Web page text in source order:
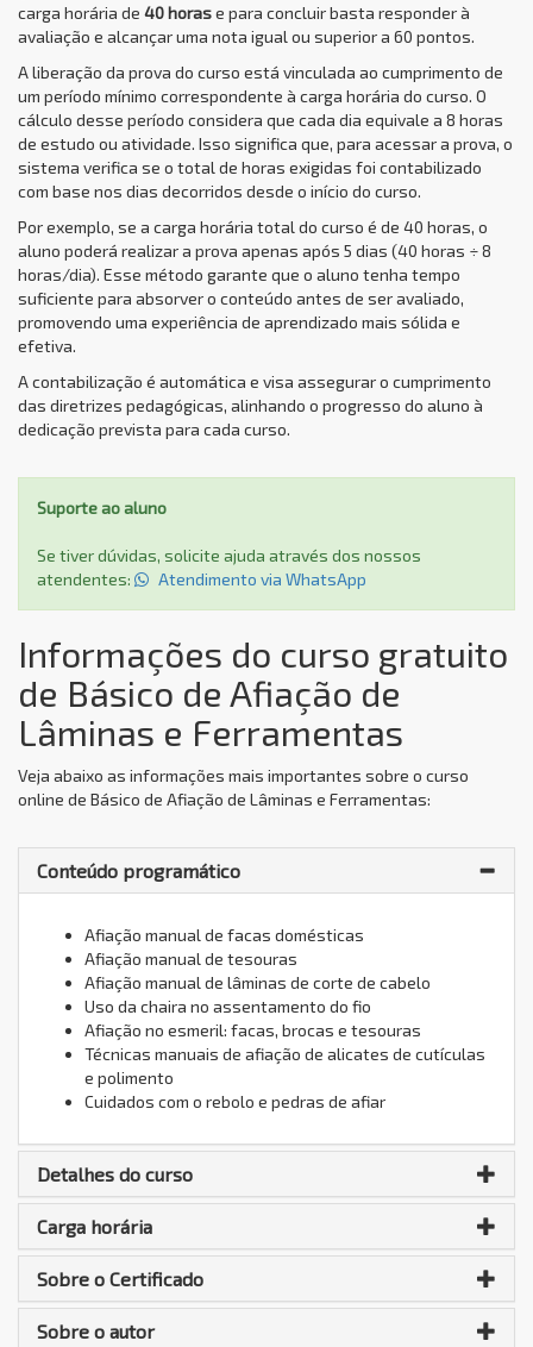
carga horária de 40 horase para concluir basta responder à
avaliação e alcançar uma nota igual ou superior a 60 pontos.
A liberação da prova do curso está vinculada ao cumprimento de
um período mínimo correspondente à carga horária do curso. O
cálculo desse período considera que cada dia equivale a 8 horas
de estudo ou atividade. Isso significa que, para acessar a prova, o
sistema verifica se o total de horas exigidas foi contabilizado
com base nos dias decorridos desde o início do curso.
Por exemplo, se a carga horária total do curso é de 40 horas, o
aluno poderá realizar a prova apenas após 5 dias (40 horas ÷ 8
horas/dia). Esse método garante que o aluno tenha tempo
suficiente para absorver o conteúdo antes de ser avaliado,
promovendo uma experiência de aprendizado mais sólida e
efetiva.
A contabilização é automática e visa assegurar o cumprimento
das diretrizes pedagógicas, alinhando o progresso do aluno à
dedicação prevista para cada curso.
Suporte ao aluno
Se tiver dúvidas, solicite ajuda através dos nossos
atendentes:
Atendimento via WhatsApp
Informações do curso gratuito
de Básico de Afiação de
Lâminas e Ferramentas
Veja abaixo as informações mais importantes sobre o curso
online de Básico de Afiação de Lâminas e Ferramentas:
Conteúdo programático
Afiação manual de facas domésticas
Afiação manual de tesouras
Afiação manual de lâminas de corte de cabelo
Uso da chaira no assentamento do fio
Afiação no esmeril: facas, brocas e tesouras
Técnicas manuais de afiação de alicates de cutículas
e polimento
Cuidados com o rebolo e pedras de afiar
Detalhes do curso
Carga horária
Sobre o Certificado
Sobre o autor